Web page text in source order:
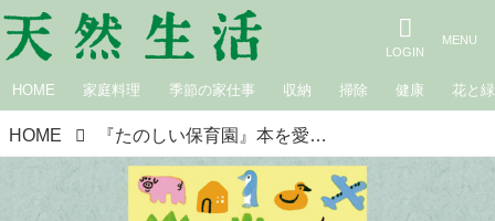
HOME 家庭料理 季節の家仕事 収納 掃除 健康 花と緑
HOME 『たのしい保育園』本を愛する本屋店主おすすめの“心に響いた”この1冊／twililight・熊谷充紘さん